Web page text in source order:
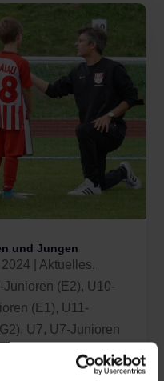
und Jungen
Aktuelles,
Junioren (E2), U10-
(E1), U11-
, U7, U7-Junioren
U9-Junioren (F1)
U9-